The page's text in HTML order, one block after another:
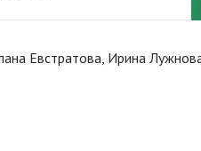
Евстратова, Ирина